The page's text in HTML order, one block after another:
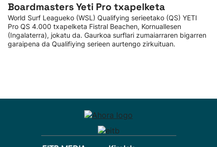
Boardmasters Yeti Pro txapelketa
World Surf Leagueko (WSL) Qualifying serieetako (QS) YETI
Pro QS 4.000 txapelketa Fistral Beachen, Kornuallesen
(Ingalaterra), jokatu da. Gaurkoa surflari zumaiarraren bigarren
garaipena da Qualifiying serieen aurtengo zirkuituan.